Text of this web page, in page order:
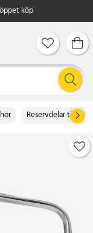
köp
Reservdelar till